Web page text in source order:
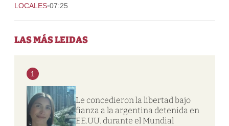
LOCALES-07:25
LAS MÁS LEIDAS
1
Le concedieron la libertad bajo
fianza a la argentina detenida en
EE.UU. durante el Mundial